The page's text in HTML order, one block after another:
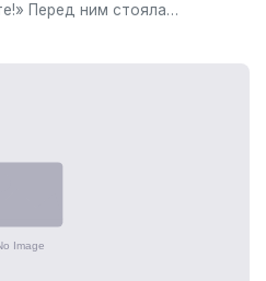
Перед ним стояла…